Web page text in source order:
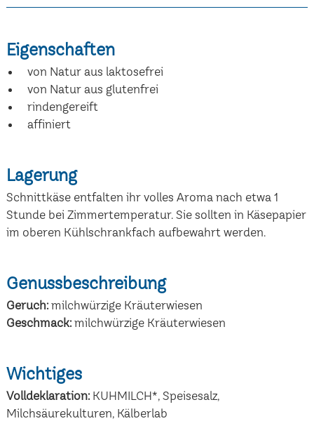
Eigenschaften
von Natur aus laktosefrei
von Natur aus glutenfrei
rindengereift
affiniert
Lagerung
Schnittkäse entfalten ihr volles Aroma nach etwa 1
Stunde bei Zimmertemperatur. Sie sollten in Käsepapier
im oberen Kühlschrankfach aufbewahrt werden.
Genussbeschreibung
Geruch:milchwürzige Kräuterwiesen
Geschmack:milchwürzige Kräuterwiesen
Wichtiges
Volldeklaration:KUHMILCH*, Speisesalz,
Milchsäurekulturen, Kälberlab